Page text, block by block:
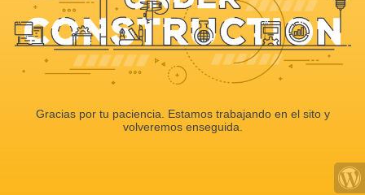
Gracias por tu paciencia. Estamos trabajando en el sito y
volveremos enseguida.